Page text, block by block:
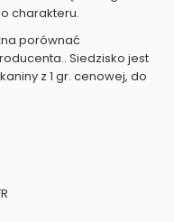
charakteru.
porównać
Siedzisko jest
z 1 gr. cenowej, do